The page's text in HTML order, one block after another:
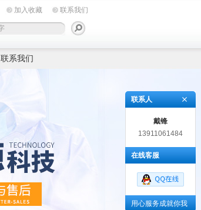
加入收藏 联系我们
联系我们
联系人
戴锋
13911061484
在线客服
用心服务成就你我